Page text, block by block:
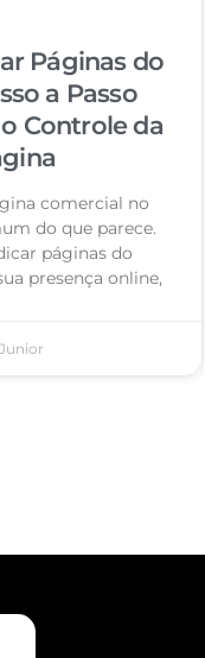
Páginas do
a Passo
Controle da
comercial no
do que parece.
páginas do
presença online,